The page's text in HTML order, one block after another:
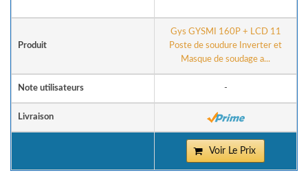
Produit
Gys GYSMI 160P + LCD 11
Poste de soudure Inverter et
Masque de soudage a...
Note utilisateurs -
Livraison
Voir Le Prix